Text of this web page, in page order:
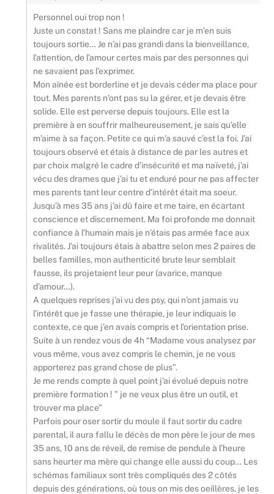
Personnel oui trop non !
Juste un constat ! Sans me plaindre car je m’en suis
toujours sortie… Je n’ai pas grandi dans la bienveillance,
l’attention, de l’amour certes mais par des personnes qui
ne savaient pas l’exprimer.
Mon aînée est borderline et je devais céder ma place pour
tout. Mes parents n’ont pas su la gérer, et je devais être
solide. Elle est perverse depuis toujours. Elle est la
première à en souffrir malheureusement, je sais qu’elle
m’aime à sa façon. Petite ce qui m’a sauvé c’est la foi. J’ai
toujours observé et étais à distance de par les autres et
par choix malgré le cadre d’insécurité et ma naïveté, j’ai
vécu des drames que j’ai tu et enduré pour ne pas affecter
mes parents tant leur centre d’intérêt était ma soeur.
Jusqu’à mes 35 ans j’ai dû faire et me taire, en écartant
conscience et discernement. Ma foi profonde me donnait
confiance à l’humain mais je n’étais pas armée face aux
rivalités. J’ai toujours étais à abattre selon mes 2 paires de
belles familles, mon authenticité brute leur semblait
fausse, ils projetaient leur peur (avarice, manque
d’amour…).
A quelques reprises j’ai vu des psy, qui n’ont jamais vu
l’intérêt que je fasse une thérapie, je leur indiquais le
contexte, ce que j’en avais compris et l’orientation prise.
Suite à un rendez vous de 4h “Madame vous analysez par
vous même, vous avez compris le chemin, je ne vous
apporterez pas grand chose de plus”.
Je me rends compte à quel point j’ai évolué depuis notre
première formation ! ” je ne veux plus être un outil, et
trouver ma place”
Parfois pour oser sortir du moule il faut sortir du cadre
parental, il aura fallu le décès de mon père le jour de mes
35 ans, 10 ans de réveil, de remise de pendule à l’heure
sans heurter ma mère qui change elle aussi du coup… Les
schémas familiaux sont très compliqués des 2 côtés
depuis des générations, où tous on mis des oeillères, je les